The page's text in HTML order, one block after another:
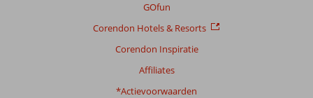
GOfun
Corendon Hotels & Resorts
Corendon Inspiratie
Affiliates
*Actievoorwaarden